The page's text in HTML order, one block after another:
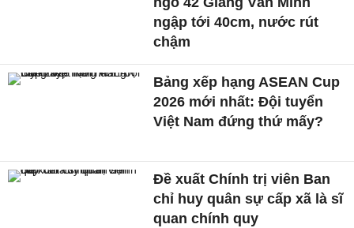
ngập tới 40cm, nước rút
chậm
Bảng xếp hạng ASEAN Cup
2026 mới nhất: Đội tuyển
Việt Nam đứng thứ mấy?
Đề xuất Chính trị viên Ban
chỉ huy quân sự cấp xã là sĩ
quan chính quy